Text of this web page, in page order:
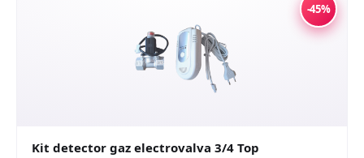
-45%
Kit detector gaz electrovalva 3/4 Top